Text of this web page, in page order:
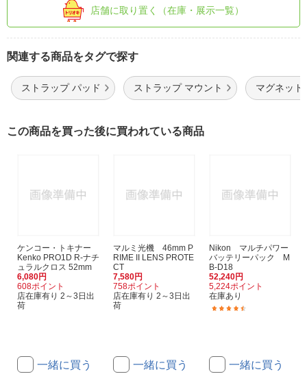
店舗に取り置く（在庫・展示一覧）
関連する商品をタグで探す
ストラップ パッド ストラップ マウント マグネット
この商品を買った後に買われている商品
ケンコー・トキナー
Kenko PRO1D R-ナチ
ュラルクロス 52mm
6,080円
608ポイント
店在庫有り 2～3日出
荷
一緒に買う
マルミ光機 46mm P
RIME II LENS PROTE
CT
7,580円
758ポイント
店在庫有り 2～3日出
荷
一緒に買う
Nikon マルチパワー
バッテリーパック M
B-D18
52,240円
5,224ポイント
在庫あり
一緒に買う